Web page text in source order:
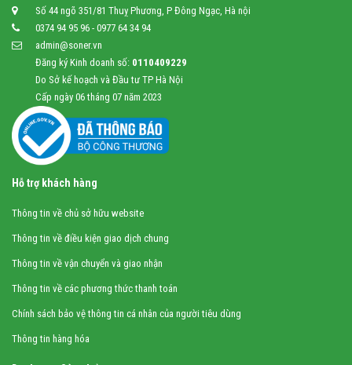
Số 44 ngõ 351/81 Thuỵ Phương, P Đông Ngạc, Hà nội
0374 94 95 96 - 0977 64 34 94
admin@soner.vn
Đăng ký Kinh doanh số: 0110409229
Do Sở kế hoạch và Đầu tư TP Hà Nội
Cấp ngày 06 tháng 07 năm 2023
Hỗ trợ khách hàng
Thông tin về chủ sở hữu website
Thông tin về điều kiện giao dịch chung
Thông tin về vận chuyển và giao nhận
Thông tin về các phương thức thanh toán
Chính sách bảo vệ thông tin cá nhân của người tiêu dùng
Thông tin hàng hóa